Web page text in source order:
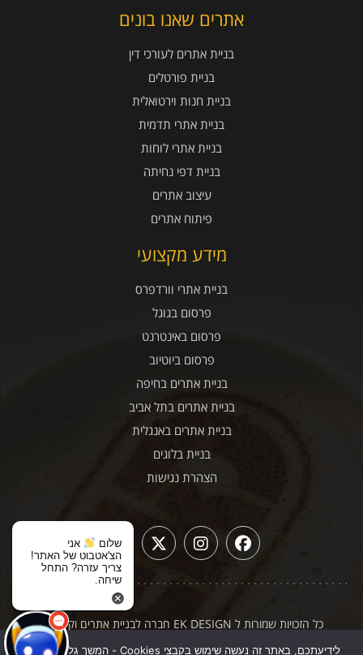
אתרים שאנו בונים
בניית אתרים לעורכי דין
בניית פורטלים
בניית חנות וירטואלית
בניית אתרי תדמית
בניית אתרי לוחות
בניית דפי נחיתה
עיצוב אתרים
פיתוח אתרים
מידע מקצועי
בניית אתרי וורדפרס
פרסום בגוגל
פרסום באינטרנט
פרסום ביוטיוב
בניית אתרים בחיפה
בניית אתרים בתל אביב
בניית אתרים באנגלית
בניית בלוגים
הצהרת נגישות
כל הזכויות שמורות ל EK DESIGN חברה לבניית אתרים וקידום
|
לידיעתכם, באתר זה נעשה שימוש בקבצי Cookies - המשך גלישה באתר
שלום
אני
הצ'אטבוט של האתר!
צריך עזרה? התחל
שיחה.